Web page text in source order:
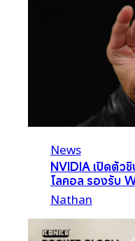
News
NVIDIA เปิดตัว
โลคอล รองรับ
Nathan